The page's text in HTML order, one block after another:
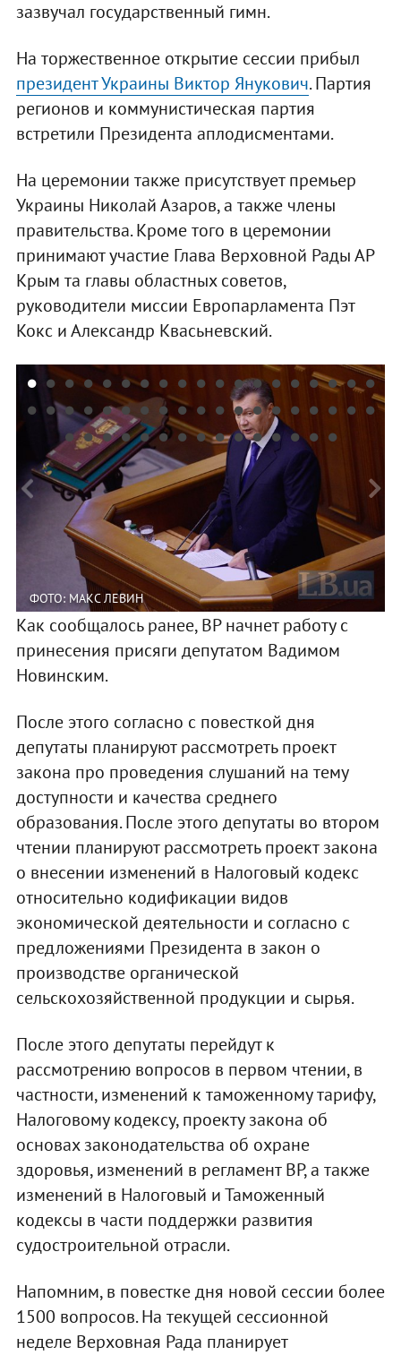
зазвучал государственный гимн.
На торжественное открытие сессии прибыл
президент Украины Виктор Янукович. Партия
регионов и коммунистическая партия
встретили Президента аплодисментами.
На церемонии также присутствует премьер
Украины Николай Азаров, а также члены
правительства. Кроме того в церемонии
принимают участие Глава Верховной Рады АР
Крым та главы областных советов,
руководители миссии Европарламента Пэт
Кокс и Александр Квасьневский.
ФОТО: МАКС ЛЕВИН
Как сообщалось ранее, ВР начнет работу с
принесения присяги депутатом Вадимом
Новинским.
После этого согласно с повесткой дня
депутаты планируют рассмотреть проект
закона про проведения слушаний на тему
доступности и качества среднего
образования. После этого депутаты во втором
чтении планируют рассмотреть проект закона
о внесении изменений в Налоговый кодекс
относительно кодификации видов
экономической деятельности и согласно с
предложениями Президента в закон о
производстве органической
сельскохозяйственной продукции и сырья.
После этого депутаты перейдут к
рассмотрению вопросов в первом чтении, в
частности, изменений к таможенному тарифу,
Налоговому кодексу, проекту закона об
основах законодательства об охране
здоровья, изменений в регламент ВР, а также
изменений в Налоговый и Таможенный
кодексы в части поддержки развития
судостроительной отрасли.
Напомним, в повестке дня новой сессии более
1500 вопросов. На текущей сессионной
неделе Верховная Рада планирует